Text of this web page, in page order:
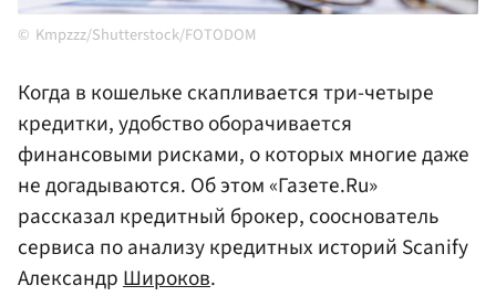
Kmpzzz/Shutterstock/FOTODOM
Когда в кошельке скапливается три-четыре
кредитки, удобство оборачивается
финансовыми рисками, о которых многие даже
не догадываются. Об этом «Газете.Ru»
рассказал кредитный брокер, сооснователь
сервиса по анализу кредитных историй Scanify
АлександрШироков.